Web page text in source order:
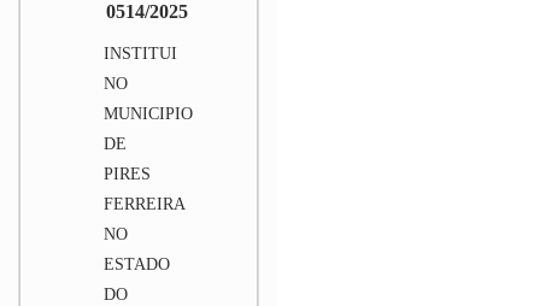
0514/2025
INSTITUI
NO
MUNICIPIO
DE
PIRES
FERREIRA
NO
ESTADO
DO